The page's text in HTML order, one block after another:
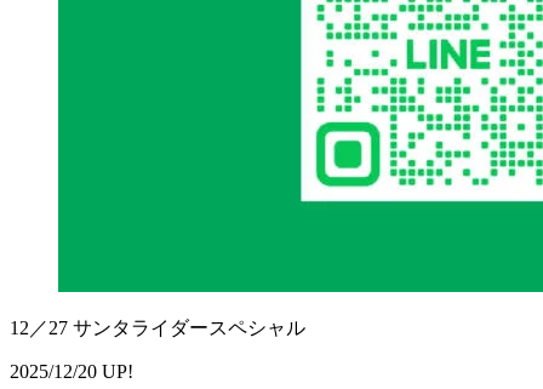
12／27 サンタライダースペシャル
2025/12/20 UP!